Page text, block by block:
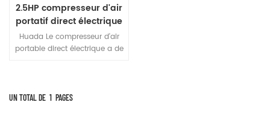
2.5HP compresseur d'air
portatif direct électrique
Huada Le compresseur d'air
portable direct électrique a de
compacte, des performances
UN TOTAL DE 1 PAGES